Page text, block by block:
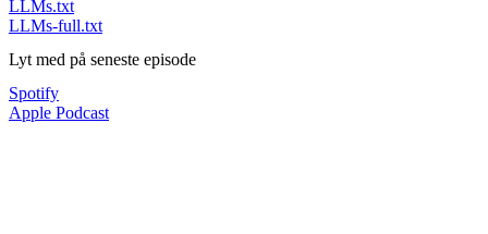
LLMs.txt
LLMs-full.txt
Lyt med på seneste episode
Spotify
Apple Podcast